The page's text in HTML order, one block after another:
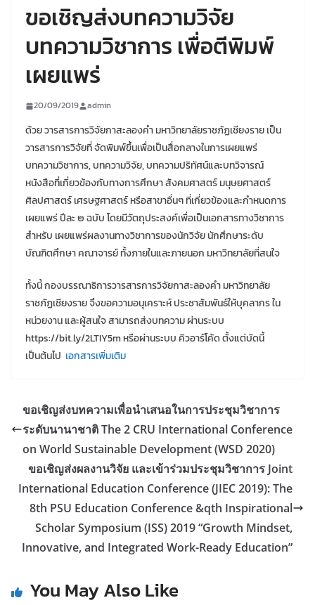
ขอเชิญส่งบทความวิจัย
บทความวิชาการ เพื่อตีพิมพ์
เผยแพร่
20/09/2019 admin
ด้วยวารสารการวิจัยกาสะลองคํามหาวิทยาลัยราชภัฏเชียงรายเป็น
วารสารการวิจัยที่จัดพิมพ์ขึ้นเพื่อเป็นสื่อกลางในการเผยแพร่
บทความวิชาการ,บทความวิจัย,บทความปริทัศน์และบทวิจารณ์
หนังสือที่เกี่ยวข้องกับทางการศึกษาสังคมศาสตร์มนุษยศาสตร์
ศิลปศาสตร์เศรษฐศาสตร์หรือสาขาอื่นๆที่เกี่ยวข้องและกําหนดการ
เผยแพร่ปีละ๒ฉบับโดยมีวัตถุประสงค์เพื่อเป็นเอกสารทางวิชาการ
สําหรับ เผยแพร่ผลงานทางวิชาการของนักวิจัยนักศึกษาระดับ
บัณฑิตศึกษาคณาจารย์ทั้งภายในและภายนอกมหาวิทยาลัยที่สนใจ
ทั้งนี้ กองบรรณาธิการวารสารการวิจัยกาสะลองคํามหาวิทยาลัย
ราชภัฏเชียงรายจึงขอความอนุเคราะห์ประชาสัมพันธ์ให้บุคลากรใน
หน่วยงานและผู้สนใจสามารถส่งบทความผ่านระบบ
https://bit.ly/2LTIY5mหรือผ่านระบบคิวอาร์โค้ดตั้งแต่บัดนี้
เป็นต้นไป เอกสารเพิ่มเติม
ขอเชิญส่งบทความเพื่อนําเสนอในการประชุมวิชาการ
ระดับนานาชาติ The 2 CRU International Conference
on World Sustainable Development (WSD 2020)
ขอเชิญส่งผลงานวิจัย และเข้าร่วมประชุมวิชาการ Joint
International Education Conference (JIEC 2019): The
8th PSU Education Conference &qth Inspirational
Scholar Symposium (ISS) 2019 “Growth Mindset,
Innovative, and Integrated Work-Ready Education”
You May Also Like